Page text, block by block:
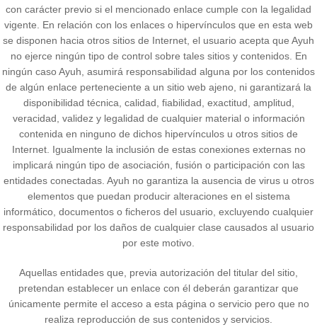
con carácter previo si el mencionado enlace cumple con la legalidad
vigente. En relación con los enlaces o hipervínculos que en esta web
se disponen hacia otros sitios de Internet, el usuario acepta que Ayuh
no ejerce ningún tipo de control sobre tales sitios y contenidos. En
ningún caso Ayuh, asumirá responsabilidad alguna por los contenidos
de algún enlace perteneciente a un sitio web ajeno, ni garantizará la
disponibilidad técnica, calidad, fiabilidad, exactitud, amplitud,
veracidad, validez y legalidad de cualquier material o información
contenida en ninguno de dichos hipervínculos u otros sitios de
Internet. Igualmente la inclusión de estas conexiones externas no
implicará ningún tipo de asociación, fusión o participación con las
entidades conectadas. Ayuh no garantiza la ausencia de virus u otros
elementos que puedan producir alteraciones en el sistema
informático, documentos o ficheros del usuario, excluyendo cualquier
responsabilidad por los daños de cualquier clase causados al usuario
por este motivo.
Aquellas entidades que, previa autorización del titular del sitio,
pretendan establecer un enlace con él deberán garantizar que
únicamente permite el acceso a esta página o servicio pero que no
realiza reproducción de sus contenidos y servicios.